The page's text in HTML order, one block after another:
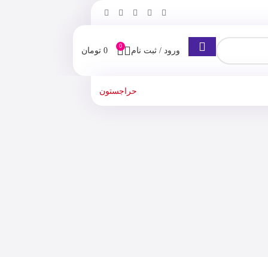
ورود / ثبت نام 0
0 تومان
حراجستون